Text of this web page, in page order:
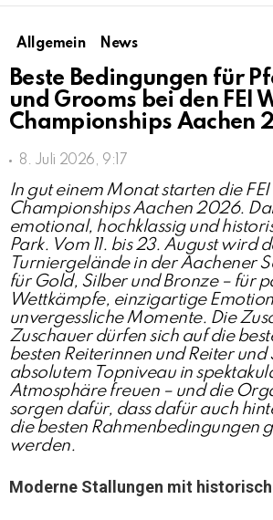
Allgemein News
Beste Bedingungen für
und Grooms bei den FEI
Championships Aachen
8. Juli 2026, 9:17
In gut einem Monat starten die
Championships Aachen 2026.
emotional, hochklassig und
Park. Vom 11. bis 23. August wird
Turniergelände in der Aachener
für Gold, Silber und Bronze – für
Wettkämpfe, einzigartige
unvergessliche Momente. Die
Zuschauer dürfen sich auf die
besten Reiterinnen und Reiter und
absolutem Topniveau in
Atmosphäre freuen – und die
sorgen dafür, dass dafür auch
die besten Rahmenbedingungen
werden.
Moderne Stallungen mit